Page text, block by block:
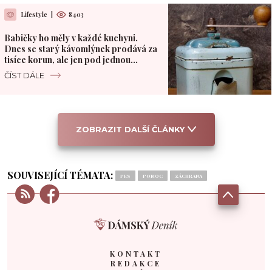
Lifestyle 8403
Babičky ho měly v každé kuchyni.
Dnes se starý kávomlýnek prodává za
tisíce korun, ale jen pod jednou
podmínkou
ČÍST DÁLE
ZOBRAZIT DALŠÍ ČLÁNKY
SOUVISEJÍCÍ TÉMATA: PES POMOC ZÁCHRANA
KONTAKT
REDAKCE